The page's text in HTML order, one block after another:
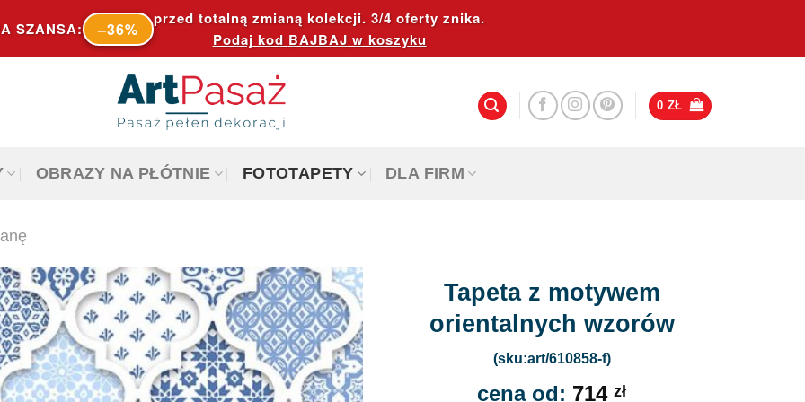
SZANSA: –36%
przed totalną zmianą kolekcji. 3/4 oferty znika.
Podaj kod BAJBAJ w koszyku
0 ZŁ
OBRAZY NA PŁÓTNIE FOTOTAPETY DLA FIRM
Tapeta z motywem
orientalnych wzorów
(sku:art/610858-f)
cena od: 714 zł